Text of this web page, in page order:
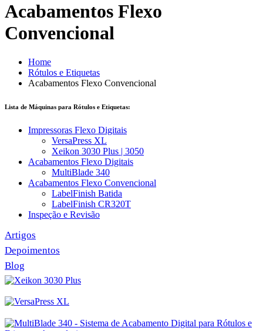
Acabamentos Flexo
Convencional
Home
Rótulos e Etiquetas
Acabamentos Flexo Convencional
Lista de Máquinas para Rótulos e Etiquetas:
Impressoras Flexo Digitais
VersaPress XL
Xeikon 3030 Plus | 3050
Acabamentos Flexo Digitais
MultiBlade 340
Acabamentos Flexo Convencional
LabelFinish Batida
LabelFinish CR320T
Inspeção e Revisão
Artigos
Depoimentos
Blog